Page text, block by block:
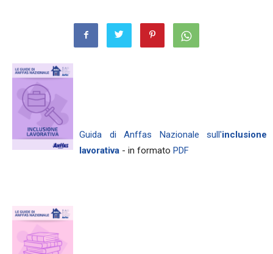
Guida di Anffas Nazionale sull'inclusione
lavorativa - in formato PDF